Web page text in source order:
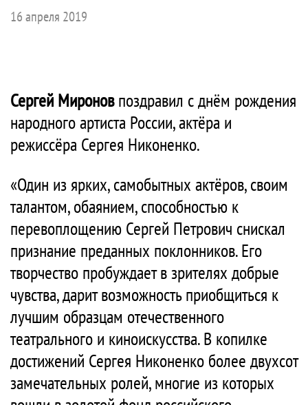
16 апреля 2019
Сергей Мироновпоздравил с днём рождения
народного артиста России, актёра и
режиссёра Сергея Никоненко.
«Один из ярких, самобытных актёров, своим
талантом, обаянием, способностью к
перевоплощению Сергей Петрович снискал
признание преданных поклонников. Его
творчество пробуждает в зрителях добрые
чувства, дарит возможность приобщиться к
лучшим образцам отечественного
театрального и киноискусства. В копилке
достижений Сергея Никоненко более двухсот
замечательных ролей, многие из которых